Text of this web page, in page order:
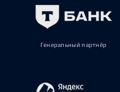
Генеральный партнёр